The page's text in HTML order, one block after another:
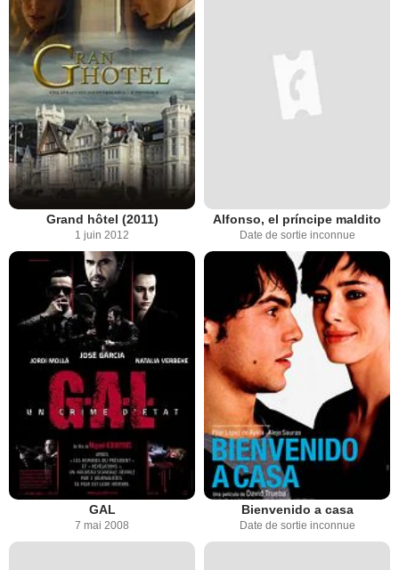
Grand hôtel (2011)
1 juin 2012
Alfonso, el príncipe maldito
Date de sortie inconnue
GAL
7 mai 2008
Bienvenido a casa
Date de sortie inconnue